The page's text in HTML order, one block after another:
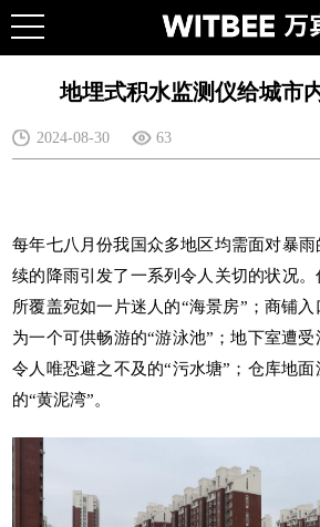
地埋式积水监测仪给城市
2024-08-30 63
每年七八月份我国众多地区均需面对暴
续的降雨引发了一系列令人关切的状况
所覆盖宛如一片迷人的“海景房”；商铺
为一个可供畅游的“游泳池”；地下室遭
令人唯恐避之不及的“污水塘”；仓库地
的“黄泥湾”。